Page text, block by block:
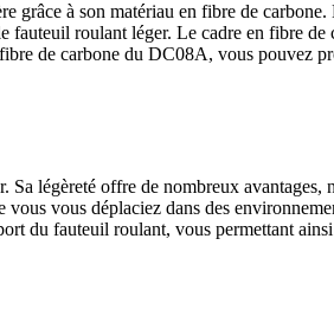
à son matériau en fibre de
roulant léger. Le cadre en fibre de
de carbone du DC08A, vous pouvez
légèreté offre de nombreux avantages,
vous déplaciez dans des
du fauteuil roulant, vous permettant